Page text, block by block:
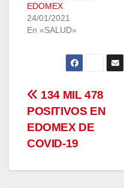
EDOMEX
24/01/2021
En «SALUD»
Navegación
de
entradas
134 MIL 478
POSITIVOS EN
EDOMEX DE
COVID-19